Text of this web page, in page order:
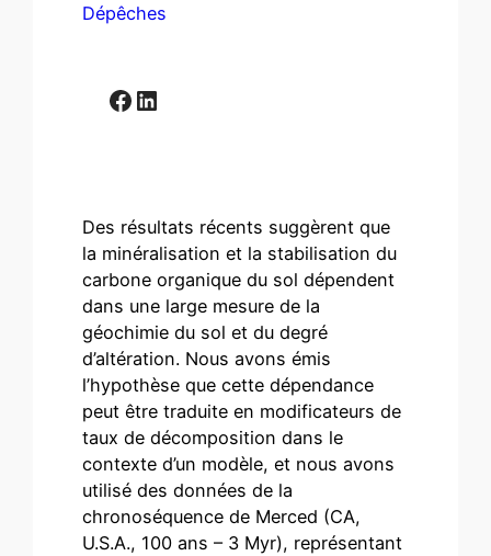
Dépêches
Facebook LinkedIn
Des résultats récents suggèrent que
la minéralisation et la stabilisation du
carbone organique du sol dépendent
dans une large mesure de la
géochimie du sol et du degré
d’altération. Nous avons émis
l’hypothèse que cette dépendance
peut être traduite en modificateurs de
taux de décomposition dans le
contexte d’un modèle, et nous avons
utilisé des données de la
chronoséquence de Merced (CA,
U.S.A., 100 ans – 3 Myr), représentant